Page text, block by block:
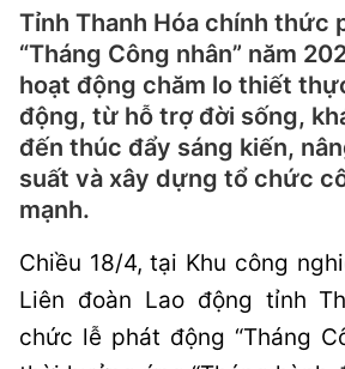
Tỉnh Thanh Hóa chính thức
“Tháng Công nhân” năm
hoạt động chăm lo thiết
động, từ hỗ trợ đời sống,
đến thúc đẩy sáng kiến,
suất và xây dựng tổ chức
mạnh.
Chiều 18/4, tại Khu công
Liên đoàn Lao động tỉnh
chức lễ phát động “Tháng